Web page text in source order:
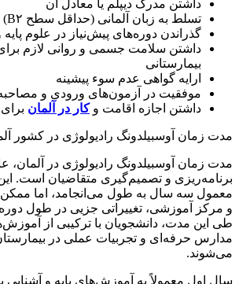
داشتن مدرک دیپلم یا معادل آن
تسلط به زبان آلمانی (حداقل سطح B۲)
گذراندن دوره‌های پیش‌نیاز در علوم
داشتن سلامت جسمی و روانی لازم
بیمارستانی
ارایه گواهی عدم سوء پیشینه
موفقیت در آزمون‌های ورودی و
داشتن اجازه اقامت وکار در آلمان
مدت زمان آوسبیلدونگ رادیولوژی در کشور
مدت زمان آوسبیلدونگ رادیولوژی در آلمان،
برنامه‌ریزی و تصمیم‌گیری متقاضیان است.
معمول سه سال به طول می‌انجامد، اما ممکن
و مرکز آموزشی، تغییراتی جزیی در طول
طی این مدت، دانشجویان با ترکیبی از
مدارس حرفه‌ای و تجربیات عملی در
می‌شوند.
سال اول معمولاً به آموزش‌های پایه و آشنایی